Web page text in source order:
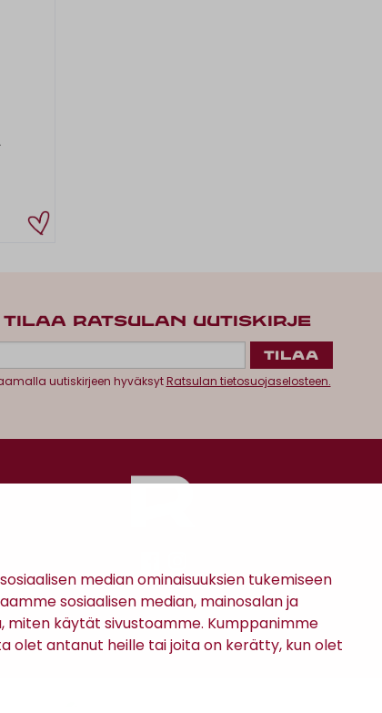
median ominaisuuksien tukemiseen
sosiaalisen median, mainosalan ja
käytät sivustoamme. Kumppanimme
olet antanut heille tai joita on kerätty, kun olet
TILAA RATSULAN UUTISKIRJE
uutiskirjeen hyväksytRatsulan tietosuojaselosteen.
Antinkatu 17, 28100 Pori